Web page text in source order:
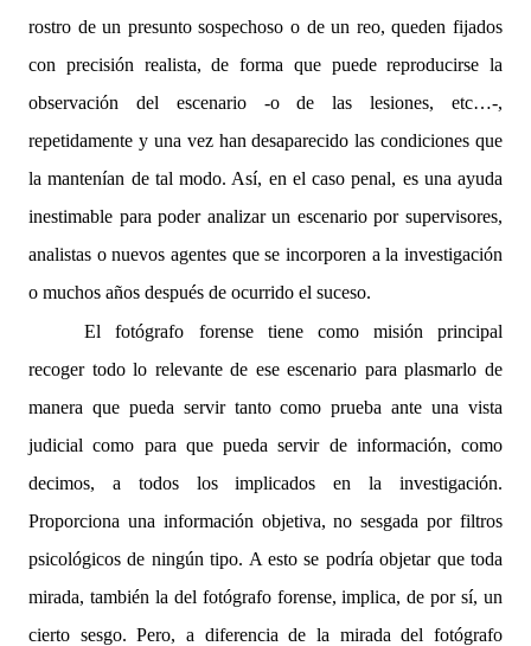
rostro de un presunto sospechoso o de un reo, queden fijados
con precisión realista, de forma que puede reproducirse la
observación del escenario -o de las lesiones, etc…-,
repetidamente y una vez han desaparecido las condiciones que
la mantenían de tal modo. Así, en el caso penal, es una ayuda
inestimable para poder analizar un escenario por supervisores,
analistas o nuevos agentes que se incorporen a la investigación
o muchos años después de ocurrido el suceso.
El fotógrafo forense tiene como misión principal
recoger todo lo relevante de ese escenario para plasmarlo de
manera que pueda servir tanto como prueba ante una vista
judicial como para que pueda servir de información, como
decimos, a todos los implicados en la investigación.
Proporciona una información objetiva, no sesgada por filtros
psicológicos de ningún tipo. A esto se podría objetar que toda
mirada, también la del fotógrafo forense, implica, de por sí, un
cierto sesgo. Pero, a diferencia de la mirada del fotógrafo